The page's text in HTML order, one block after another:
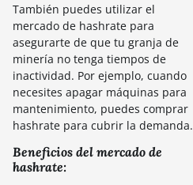
También puedes utilizar el
mercado de hashrate para
asegurarte de que tu granja de
minería no tenga tiempos de
inactividad. Por ejemplo, cuando
necesites apagar máquinas para
mantenimiento, puedes comprar
hashrate para cubrir la demanda.
Beneficios del mercado de
hashrate: